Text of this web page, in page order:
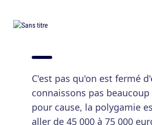
C'est pas qu'on est fermé
connaissons pas
pour cause, la polygamie
aller de 45 000 à 75 000